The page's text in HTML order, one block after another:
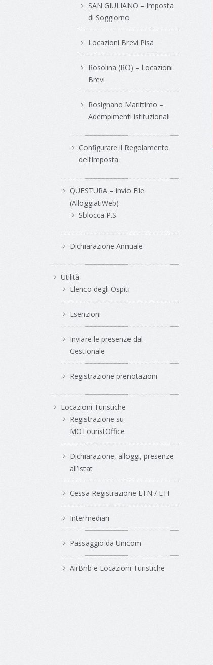
SAN GIULIANO – Imposta
di Soggiorno
Locazioni Brevi Pisa
Rosolina (RO) – Locazioni
Brevi
Rosignano Marittimo –
Adempimenti istituzionali
Configurare il Regolamento
dell’Imposta
QUESTURA – Invio File
(AlloggiatiWeb)
Sblocca P.S.
Dichiarazione Annuale
Utilità
Elenco degli Ospiti
Esenzioni
Inviare le presenze dal
Gestionale
Registrazione prenotazioni
Locazioni Turistiche
Registrazione su
MOTouristOffice
Dichiarazione, alloggi, presenze
all’Istat
Cessa Registrazione LTN / LTI
Intermediari
Passaggio da Unicom
AirBnb e Locazioni Turistiche